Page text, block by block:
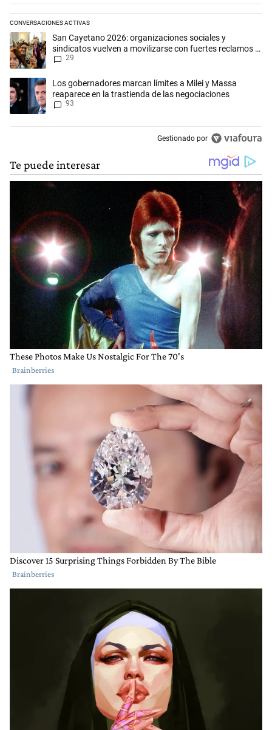
CONVERSACIONES ACTIVAS
Este listado muestra los artículos con más comentarios en los
Un artículo de tendencia con el título "San Cayetano 2026:
San Cayetano 2026: organizaciones sociales y
sindicatos vuelven a movilizarse con fuertes reclamos al
Gobierno
29
Un artículo de tendencia con el título "Los gobernadores marcan
Los gobernadores marcan límites a Milei y Massa
reaparece en la trastienda de las negociaciones
93
Gestionado por